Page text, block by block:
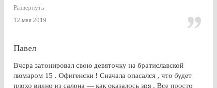
Развернуть
12 мая 2019
Павел
Вчера затонировал свою девяточку на братиславской
люмаром 15 . Офигенски ! Сначала опасался , что будет
плохо видно из салона — как оказалось зря . Все просто